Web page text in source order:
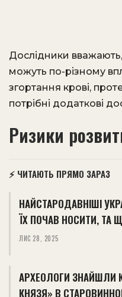
Дослідники вважають,
можуть по-різному
згортання крові,
потрібні додаткові
Ризики
⚡ ЧИТАЮТЬ ПРЯМО ЗАРАЗ
НАЙСТАРОДАВНІШІ
ЇХ ПОЧАВ НОСИТИ, ТА
ЛИС 28, 2025
АРХЕОЛОГИ ЗНАЙШЛИ
КНЯЗЯ» В